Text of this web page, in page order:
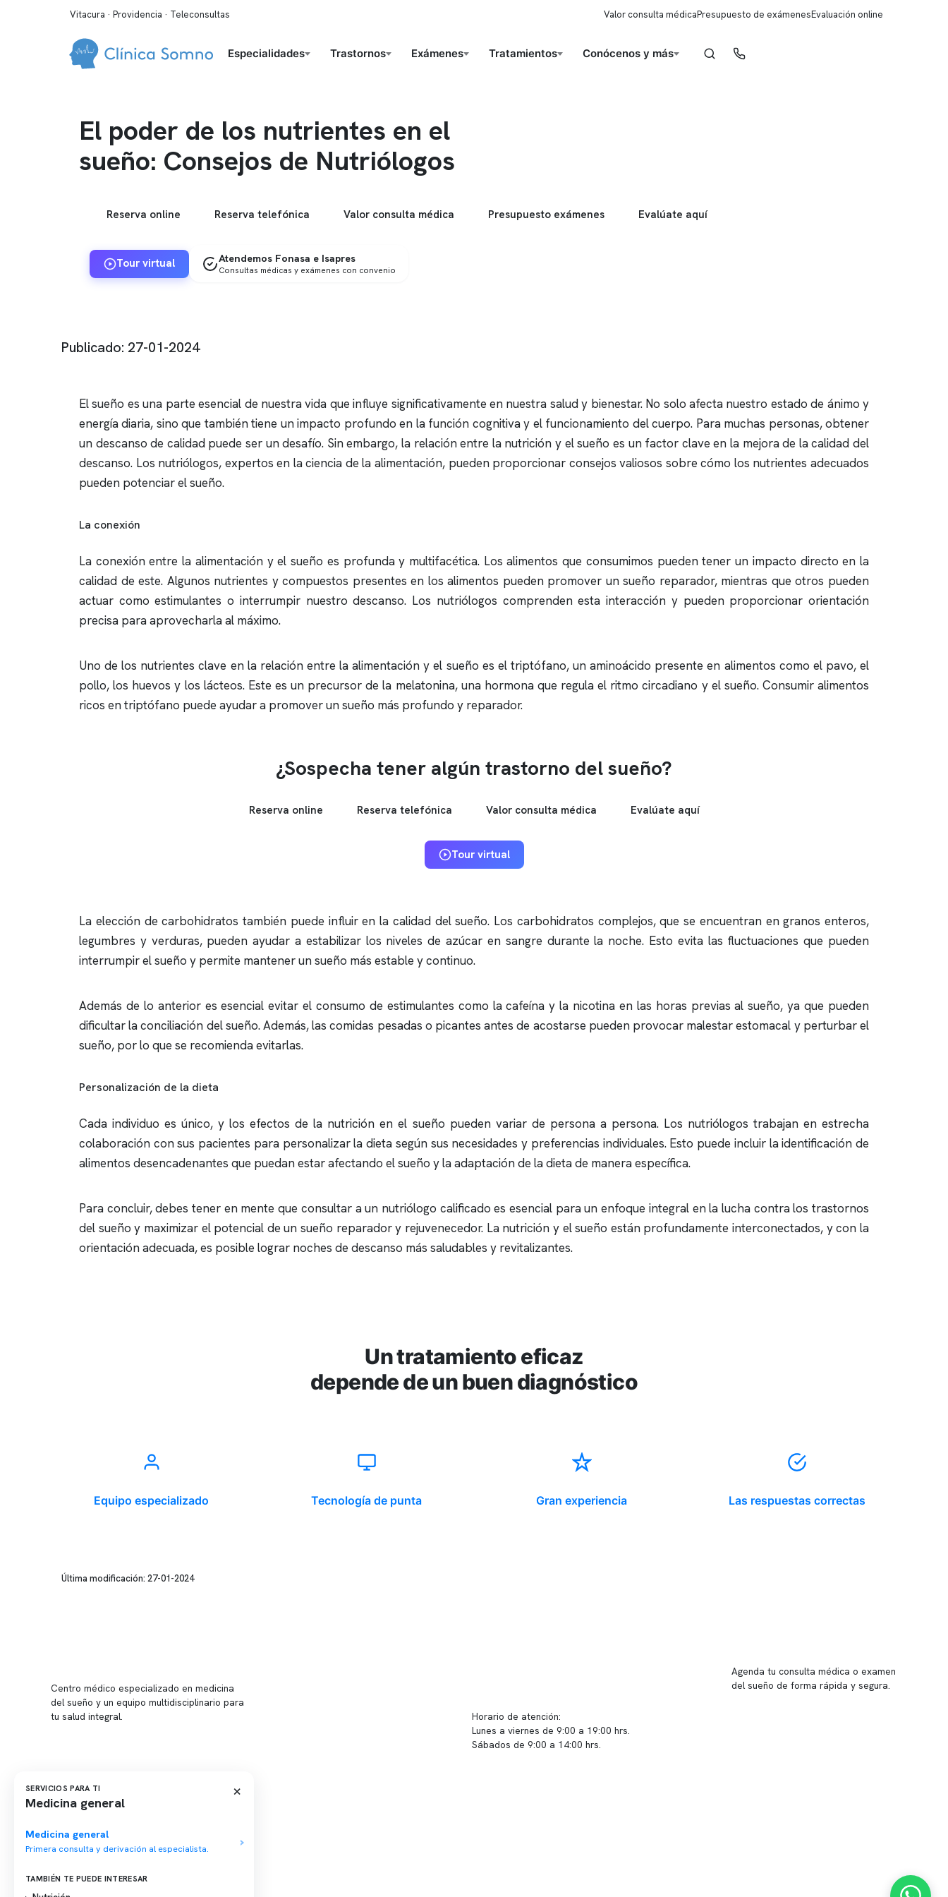
Vitacura · Providencia · Teleconsultas Valor consulta médicaPresupuesto de exámenesEvaluación online
Especialidades Trastornos Exámenes Tratamientos Conócenos y más
El poder de los nutrientes en el
sueño: Consejos de Nutriólogos
Reserva online Reserva telefónica Valor consulta médica Presupuesto exámenes Evalúate aquí
Tour virtual Atendemos Fonasa e Isapres
Consultas médicas y exámenes con convenio
Publicado: 27-01-2024
El sueño es una parte esencial de nuestra vida que influye significativamente en nuestra salud y bienestar. No solo afecta nuestro estado de ánimo y
energía diaria, sino que también tiene un impacto profundo en la función cognitiva y el funcionamiento del cuerpo. Para muchas personas, obtener
un descanso de calidad puede ser un desafío. Sin embargo, la relación entre la nutrición y el sueño es un factor clave en la mejora de la calidad del
descanso. Los nutriólogos, expertos en la ciencia de la alimentación, pueden proporcionar consejos valiosos sobre cómo los nutrientes adecuados
pueden potenciar el sueño.
La conexión
La conexión entre la alimentación y el sueño es profunda y multifacética. Los alimentos que consumimos pueden tener un impacto directo en la
calidad de este. Algunos nutrientes y compuestos presentes en los alimentos pueden promover un sueño reparador, mientras que otros pueden
actuar como estimulantes o interrumpir nuestro descanso. Los nutriólogos comprenden esta interacción y pueden proporcionar orientación
precisa para aprovecharla al máximo.
Uno de los nutrientes clave en la relación entre la alimentación y el sueño es el triptófano, un aminoácido presente en alimentos como el pavo, el
pollo, los huevos y los lácteos. Este es un precursor de la melatonina, una hormona que regula el ritmo circadiano y el sueño. Consumir alimentos
ricos en triptófano puede ayudar a promover un sueño más profundo y reparador.
¿Sospecha tener algún trastorno del sueño?
Reserva online Reserva telefónica Valor consulta médica Evalúate aquí
Tour virtual
La elección de carbohidratos también puede influir en la calidad del sueño. Los carbohidratos complejos, que se encuentran en granos enteros,
legumbres y verduras, pueden ayudar a estabilizar los niveles de azúcar en sangre durante la noche. Esto evita las fluctuaciones que pueden
interrumpir el sueño y permite mantener un sueño más estable y continuo.
Además de lo anterior es esencial evitar el consumo de estimulantes como la cafeína y la nicotina en las horas previas al sueño, ya que pueden
dificultar la conciliación del sueño. Además, las comidas pesadas o picantes antes de acostarse pueden provocar malestar estomacal y perturbar el
sueño, por lo que se recomienda evitarlas.
Personalización de la dieta
Cada individuo es único, y los efectos de la nutrición en el sueño pueden variar de persona a persona. Los nutriólogos trabajan en estrecha
colaboración con sus pacientes para personalizar la dieta según sus necesidades y preferencias individuales. Esto puede incluir la identificación de
alimentos desencadenantes que puedan estar afectando el sueño y la adaptación de la dieta de manera específica.
Para concluir, debes tener en mente que consultar a un nutriólogo calificado es esencial para un enfoque integral en la lucha contra los trastornos
del sueño y maximizar el potencial de un sueño reparador y rejuvenecedor. La nutrición y el sueño están profundamente interconectados, y con la
orientación adecuada, es posible lograr noches de descanso más saludables y revitalizantes.
Un tratamiento eficaz
depende de un buen diagnóstico
Equipo especializado Tecnología de punta Gran experiencia Las respuestas correctas
Última modificación: 27-01-2024
Centro médico especializado en medicina
del sueño y un equipo multidisciplinario para
tu salud integral.
Horario de atención:
Lunes a viernes de 9:00 a 19:00 hrs.
Sábados de 9:00 a 14:00 hrs.
Agenda tu consulta médica o examen
del sueño de forma rápida y segura.
SERVICIOS PARA TI
Medicina general
×
Medicina general
Primera consulta y derivación al especialista.
TAMBIÉN TE PUEDE INTERESAR